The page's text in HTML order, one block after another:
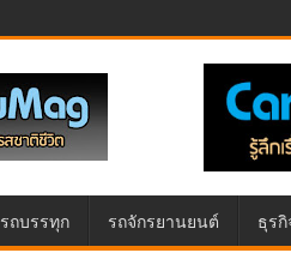
รถบรรทุก รถจักรยานยนต์ ธุร